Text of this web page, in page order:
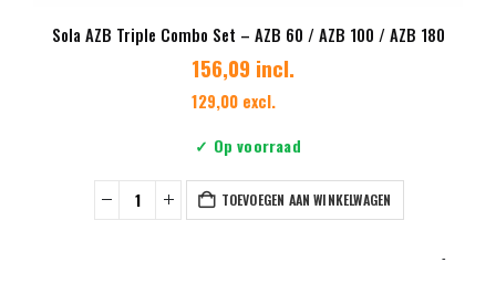
Sola AZB Triple Combo Set – AZB 60 / AZB 100 / AZB 180
156,09 incl.
129,00 excl.
✓ Op voorraad
TOEVOEGEN AAN WINKELWAGEN
-